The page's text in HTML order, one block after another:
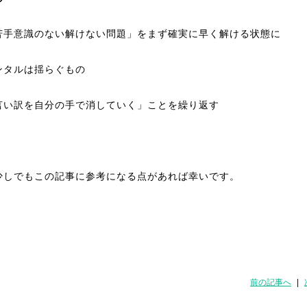
手意識のない解けない問題」をまず確実に早く解ける状態に
タルは揺らぐもの
い訳を自分の手で消していく」ことを繰り返す
しでもこの記事に参考になる点があれば幸いです。
前の記事へ